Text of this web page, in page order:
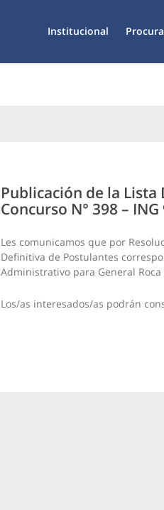
Institucional
Publicación de la
Concurso N° 398 –
Les comunicamos que por
Definitiva de Postulantes
Administrativo para General Roca
Los/as interesados/as podrán